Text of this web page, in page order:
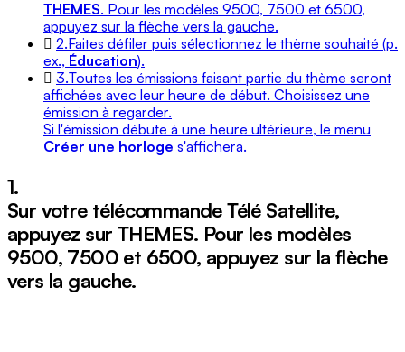
THEMES. Pour les modèles 9500, 7500 et 6500,
appuyez sur la flèche vers la gauche.
2.Faites défiler puis sélectionnez le thème souhaité (p.
ex., Éducation).
3.Toutes les émissions faisant partie du thème seront
affichées avec leur heure de début. Choisissez une
émission à regarder.
Si l'émission débute à une heure ultérieure, le menu
Créer une horloge s'affichera.
1.
Sur votre télécommande Télé Satellite,
appuyez sur THEMES. Pour les modèles
9500, 7500 et 6500, appuyez sur la flèche
vers la gauche.